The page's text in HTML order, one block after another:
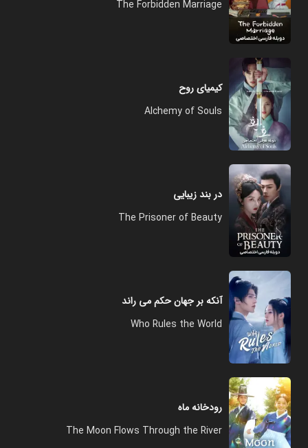
The Forbidden Marriage
کیمیای روح
Alchemy of Souls
در بند زیبایی
The Prisoner of Beauty
آنکه بر جهان حکم می راند
Who Rules the World
رودخانه ماه
The Moon Flows Through the River